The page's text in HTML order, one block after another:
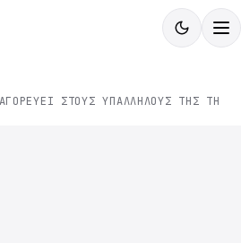
ΣΤΟΥΣ ΥΠΑΛΛΉΛΟΥΣ ΤΗΣ ΤΗ